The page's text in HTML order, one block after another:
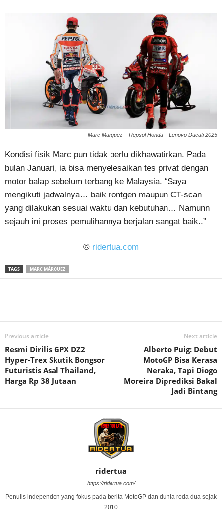
Marc Marquez – Repsol Honda – Lenovo Ducati 2025
Kondisi fisik Marc pun tidak perlu dikhawatirkan. Pada
bulan Januari, ia bisa menyelesaikan tes privat dengan
motor balap sebelum terbang ke Malaysia. “Saya
mengikuti jadwalnya… baik rontgen maupun CT-scan
yang dilakukan sesuai waktu dan kebutuhan… Namunn
sejauh ini proses pemulihannya berjalan sangat baik..”
© ridertua.com
TAGS MARC MÁRQUEZ
Previous article
Resmi Dirilis GPX DZ2
Hyper-Trex Skutik Bongsor
Futuristis Asal Thailand,
Harga Rp 38 Jutaan
Next article
Alberto Puig: Debut
MotoGP Bisa Kerasa
Neraka, Tapi Diogo
Moreira Diprediksi Bakal
Jadi Bintang
ridertua
https://ridertua.com/
Penulis independen yang fokus pada berita MotoGP dan dunia roda dua sejak
2010